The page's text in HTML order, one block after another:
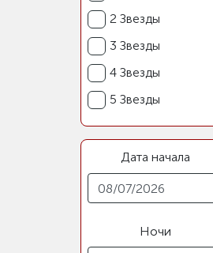
2 Звезды
3 Звезды
4 Звезды
5 Звезды
Дата начала
Ночи